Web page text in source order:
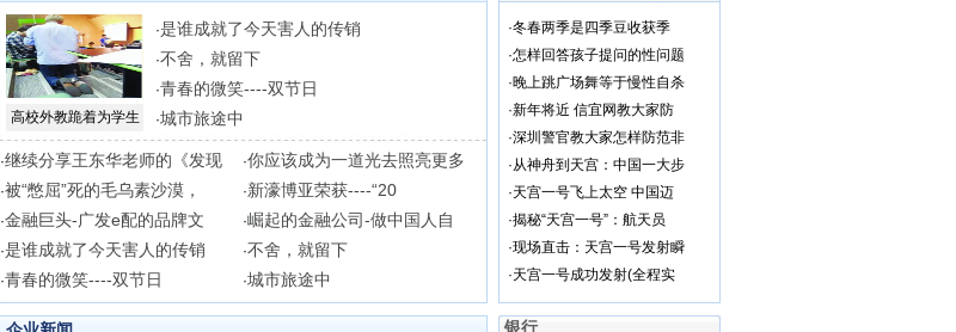
高校外教跪着为学生
·是谁成就了今天害人的传销
·不舍，就留下
·青春的微笑----双节日
·城市旅途中
·继续分享王东华老师的《发现 ·你应该成为一道光去照亮更多
·被“憋屈”死的毛乌素沙漠， ·新濠博亚荣获----“20
·金融巨头-广发e配的品牌文 ·崛起的金融公司-做中国人自
·是谁成就了今天害人的传销 ·不舍，就留下
·青春的微笑----双节日 ·城市旅途中
·冬春两季是四季豆收获季
·怎样回答孩子提问的性问题
·晚上跳广场舞等于慢性自杀
·新年将近 信宜网教大家防
·深圳警官教大家怎样防范非
·从神舟到天宫：中国一大步
·天宫一号飞上太空 中国迈
·揭秘“天宫一号”：航天员
·现场直击：天宫一号发射瞬
·天宫一号成功发射(全程实
银行